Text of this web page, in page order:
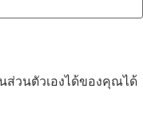
ส่วนตัวเองได้ของคุณได้